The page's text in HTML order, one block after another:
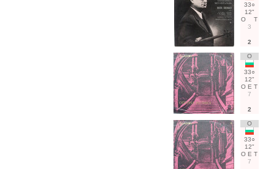
33○
12"
О
Т
3
2
О
33○
12"
О Е Т
7
2
О
33○
12"
О Е Т
7